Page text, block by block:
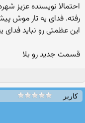
احتمالا نویسنده عزیز
رفته. فدای یه تار موش
این عظمتی رو نباید فدای
قسمت جدید رو بلا
کاربر